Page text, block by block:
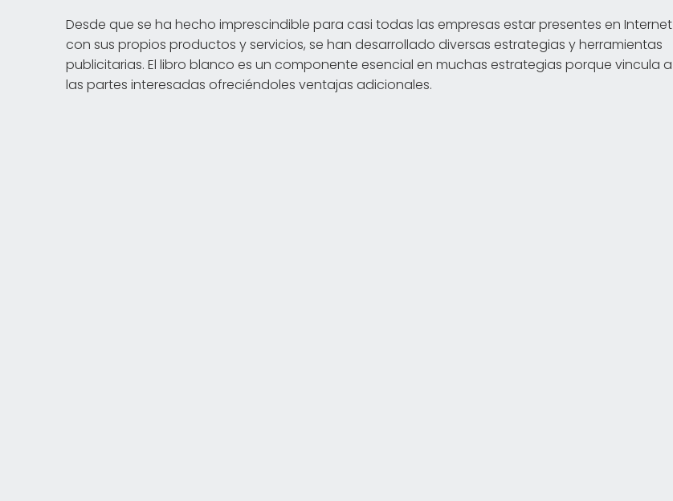
Desde que se ha hecho imprescindible para casi todas las empresas estar presentes en Internet
con sus propios productos y servicios, se han desarrollado diversas estrategias y herramientas
publicitarias. El libro blanco es un componente esencial en muchas estrategias porque vincula a
las partes interesadas ofreciéndoles ventajas adicionales.